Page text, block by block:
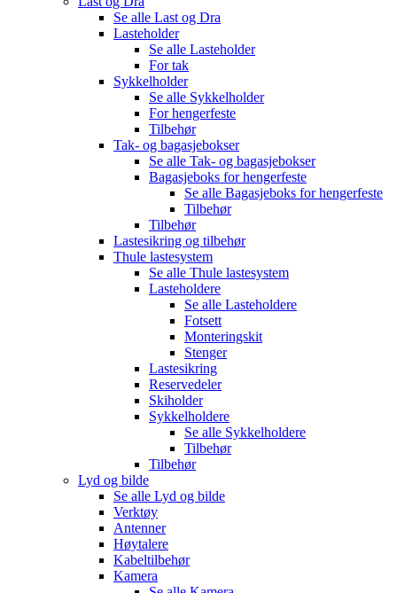
Se alle Last og Dra
Lasteholder
Se alle Lasteholder
For tak
Sykkelholder
Se alle Sykkelholder
For hengerfeste
Tilbehør
Tak- og bagasjebokser
Se alle Tak- og bagasjebokser
Bagasjeboks for hengerfeste
Se alle Bagasjeboks for hengerfeste
Tilbehør
Tilbehør
Lastesikring og tilbehør
Thule lastesystem
Se alle Thule lastesystem
Lasteholdere
Se alle Lasteholdere
Fotsett
Monteringskit
Stenger
Lastesikring
Reservedeler
Skiholder
Sykkelholdere
Se alle Sykkelholdere
Tilbehør
Tilbehør
Lyd og bilde
Se alle Lyd og bilde
Verktøy
Antenner
Høytalere
Kabeltilbehør
Kamera